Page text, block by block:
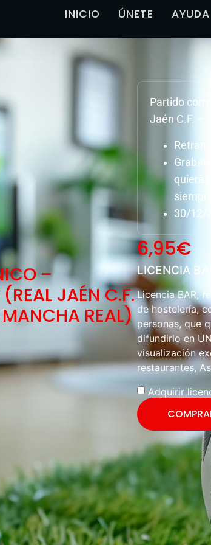
INICIO ÚNETE AYUDA
–
JAÉN C.F.
REAL)
Partido
Jaén C.F. –
siempre.
30/12/
6,95€
LICENCIA BAR
Licencia BAR,
de hostelería,
personas, que
difundirlo en
visualización
restaurantes,
Adquirir